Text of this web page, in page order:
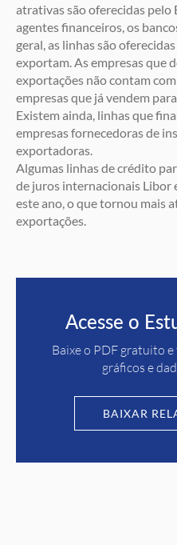
atrativas são oferecidas pelo
agentes financeiros, os
geral, as linhas são
exportam. As empresas que
exportações não contam
empresas que já vendem
Existem ainda, linhas que
empresas fornecedoras de
exportadoras.
Algumas linhas de crédito
de juros internacionais Libor
este ano, o que tornou mais
exportações.
Acesse o
Baixe o PDF gratuito
gráficos e
BAIXAR